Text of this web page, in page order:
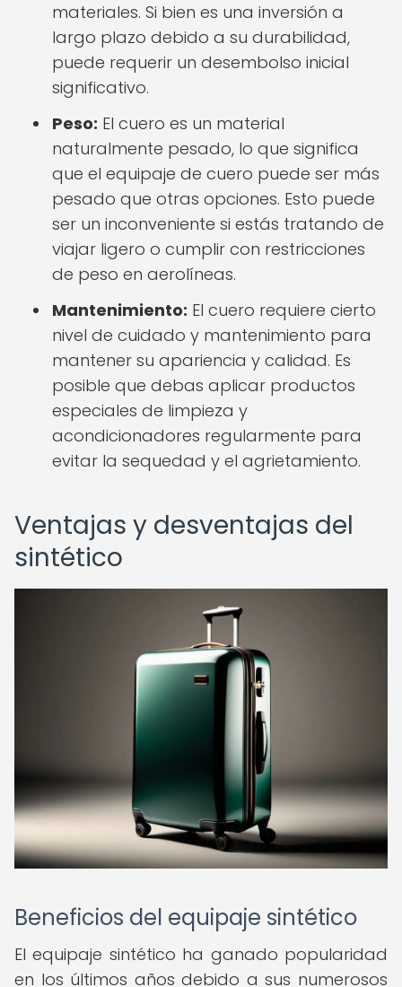
materiales. Si bien es una inversión a
largo plazo debido a su durabilidad,
puede requerir un desembolso inicial
significativo.
Peso: El cuero es un material
naturalmente pesado, lo que significa
que el equipaje de cuero puede ser más
pesado que otras opciones. Esto puede
ser un inconveniente si estás tratando de
viajar ligero o cumplir con restricciones
de peso en aerolíneas.
Mantenimiento: El cuero requiere cierto
nivel de cuidado y mantenimiento para
mantener su apariencia y calidad. Es
posible que debas aplicar productos
especiales de limpieza y
acondicionadores regularmente para
evitar la sequedad y el agrietamiento.
Ventajas y desventajas del
sintético
Beneficios del equipaje sintético
El equipaje sintético ha ganado popularidad
en los últimos años debido a sus numerosos